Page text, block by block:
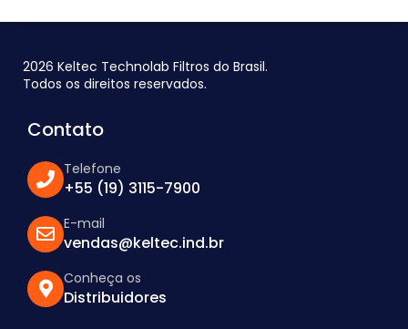
2026 Keltec Technolab Filtros do Brasil.
Todos os direitos reservados.
Contato
Telefone
+55 (19) 3115-7900
E-mail
vendas@keltec.ind.br
Conheça os
Distribuidores